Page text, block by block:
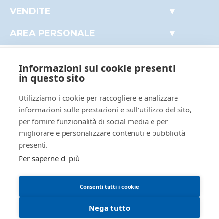
ID tribunale
(CCI)
Numero
procedura
Anno procedura 2025
SOGGETTI
Giudice
Rosario
false
false
Come partecipare alle aste
Perché comprare all'asta
VENDITE
Beni mobili
Aziende
Altro
AREA PERSONALE
Il mio profilo
Le mie ricerche
AREA LEGALE
Regolamento di partecipazione alle vendite
telematiche
Informativa cookie
Requisiti tecnici
Informazioni sui cookie presenti
in questo sito
Utilizziamo i cookie per raccogliere e analizzare
informazioni sulle prestazioni e sull'utilizzo del sito,
per fornire funzionalità di social media e per
migliorare e personalizzare contenuti e pubblicità
presenti.
Per saperne di più
Consenti tutti i cookie
Nega tutto